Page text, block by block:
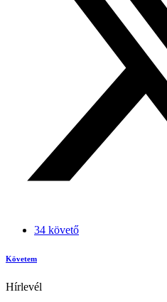
34 követő
Követem
Hírlevél